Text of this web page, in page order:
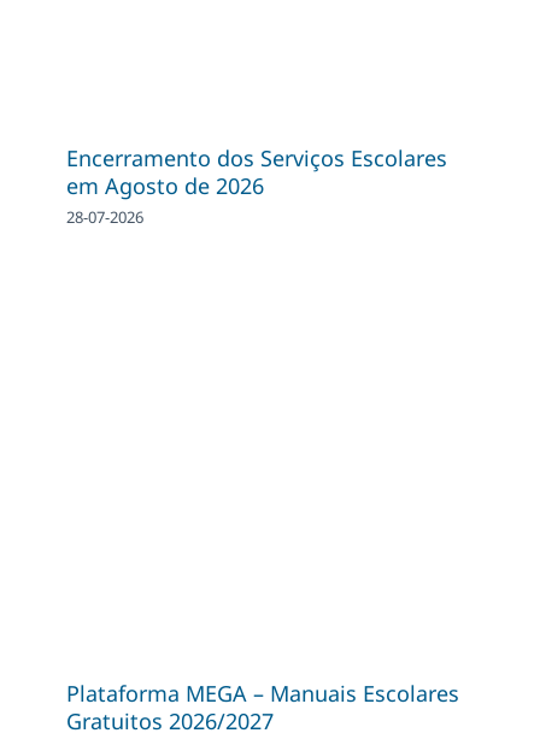
Encerramento dos Serviços Escolares
em Agosto de 2026
28-07-2026
Plataforma MEGA – Manuais Escolares
Gratuitos 2026/2027